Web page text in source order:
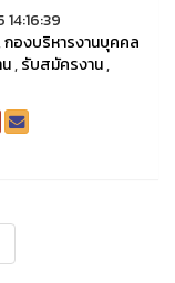
กองบริหารงานบุคคล
,รับสมัครงาน,